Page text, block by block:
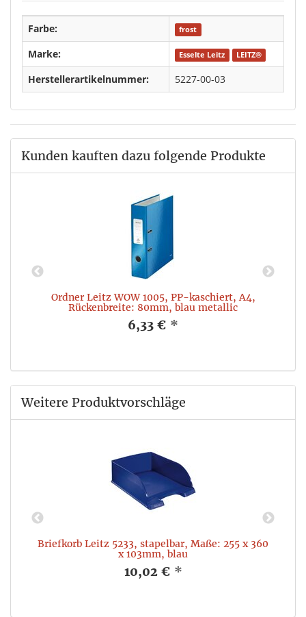
Farbe: frost
Marke: Esselte Leitz LEITZ®
Herstellerartikelnummer: 5227-00-03
Kunden kauften dazu folgende Produkte
Ordner Leitz WOW 1005, PP-kaschiert, A4,
Rückenbreite: 80mm, blau metallic
6,33 € *
Weitere Produktvorschläge
Briefkorb Leitz 5233, stapelbar, Maße: 255 x 360
x 103mm, blau
10,02 € *